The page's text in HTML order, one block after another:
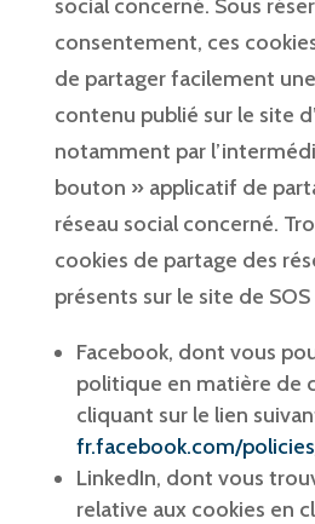
social concerné. Sous
consentement, ces
de partager facilement
contenu publié sur le site
notamment par
bouton » applicatif de
réseau social concerné.
cookies de partage des
présents sur le site de SOS
Facebook, dont vous
politique en matière de
cliquant sur le lien
fr.facebook.com/
LinkedIn, dont vous
relative aux cookies en